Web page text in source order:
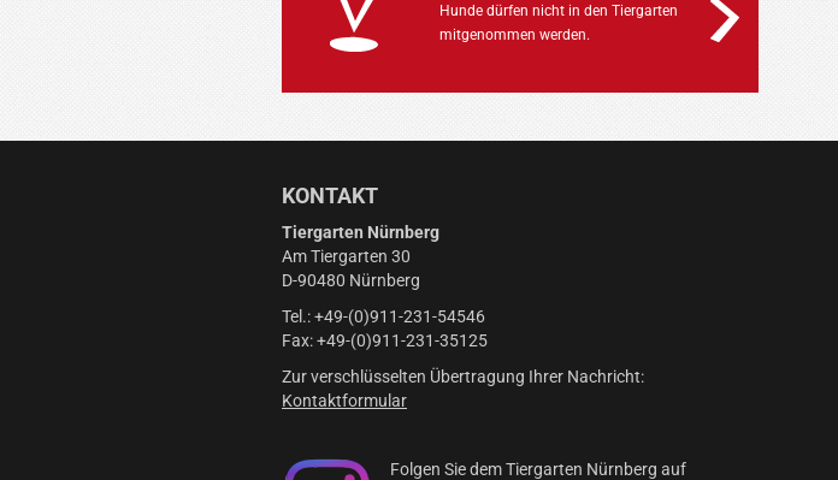
Hunde dürfen nicht in den Tiergarten
mitgenommen werden.
KONTAKT
Tiergarten Nürnberg
Am Tiergarten 30
D-90480 Nürnberg
Tel.: +49-(0)911-231-54546
Fax: +49-(0)911-231-35125
Zur verschlüsselten Übertragung Ihrer Nachricht:
Kontaktformular
Folgen Sie dem Tiergarten Nürnberg auf